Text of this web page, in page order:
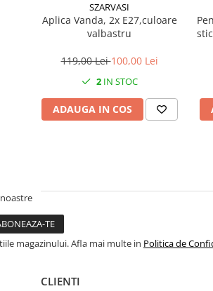
SZARVASI
Aplica Vanda, 2x E27,culoare
valbastru
119,00 Lei100,00 Lei
2IN STOC
ADAUGA IN COS
magazinului. Afla mai multe in Politica de
CLIENTI